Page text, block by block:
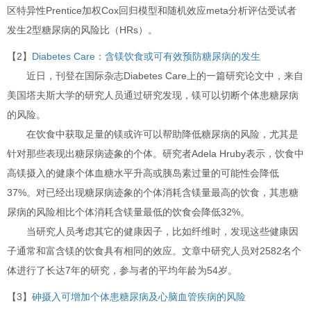
区特异性Prentice加权Cox回归模型和随机效应meta分析评估受试者
发生2型糖尿病的风险比（HRs）。
【2】 Diabetes Care：含镁饮食或可有效预防糖尿病的发生
近日，刊登在国际杂志Diabetes Care上的一篇研究论文中，来自
美国塔夫斯大学的研究人员通过研究发现，镁可以切断个体患糖尿病
的风险。
在饮食中获取足量的镁或许可以帮助降低糖尿病的风险，尤其是
针对那些表现出糖尿病迹象的个体。研究者Adela Hruby表示，饮食中
高镁摄入的健康个体血糖水平升高或胰岛素过量的可能性会降低
37%。对已经出现糖尿病迹象的个体消耗含镁量最高的饮食，其患糖
尿病的风险相比个体消耗含镁量最低的饮食会降低32%。
当研究人员考虑其它的健康因子，比如纤维时，发现这些健康因
子通常和富含镁的饮食具有相同的效应。文章中研究人员对2582名个
体进行了长达7年的研究，参与者的平均年龄为54岁。
【3】 砷摄入可增加个体患糖尿病及心脑血管疾病的风险